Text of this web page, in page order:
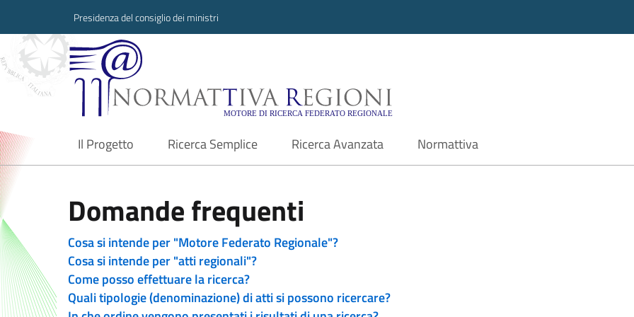
Presidenza del consiglio dei ministri
Normattiva Regioni - Motore di ricerca
Il Progetto
current Ricerca Semplice Ricerca Avanzata Normattiva
Domande frequenti
Cosa si intende per "Motore Federato Regionale"?
Cosa si intende per "atti regionali"?
Come posso effettuare la ricerca?
Quali tipologie (denominazione) di atti si possono ricercare?